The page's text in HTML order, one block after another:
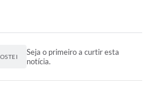
Seja o primeiro a curtir esta
notícia.